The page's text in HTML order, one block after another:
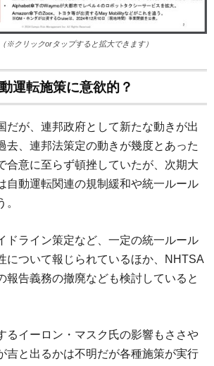
※クリックorタップすると拡大できます）
運転施策に意欲的？
だが、連邦政府として新たな動きが出
去、連邦法策定の動きが幾度とあった
合意に至らず頓挫していたが、次期大
自動運転関連の規制緩和や統一ルール
ドライン策定など、一定の統一ルール
について報じられているほか、NHTSA
報告義務の撤廃なども検討していると
るイーロン・マスク氏の影響もささや
吉と出るかは不明だが各種施策が実行